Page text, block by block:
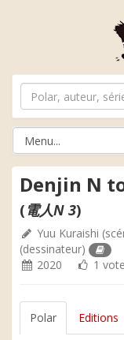
Denjin N
( 電人N 3)
Yuu Kuraishi
(dessinateur)
2020
1 vote
Polar Editions